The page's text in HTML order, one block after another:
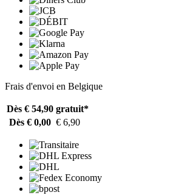
Frais d'envoi en Belgique
Dès € 54,90 gratuit*
Dès € 0,00 € 6,90